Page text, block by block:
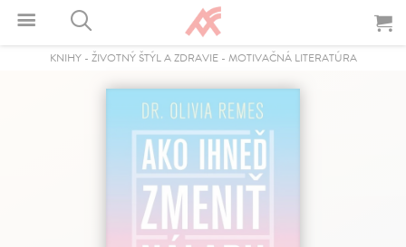
KNIHY- ŽIVOTNÝ ŠTÝL A ZDRAVIE- MOTIVAČNÁ LITERATÚRA